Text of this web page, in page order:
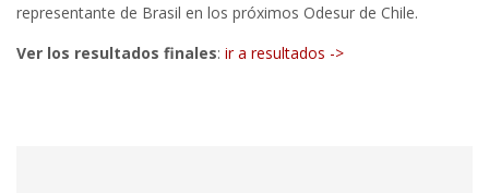
representante de Brasil en los próximos Odesur de Chile.
Ver los resultados finales: ir a resultados ->